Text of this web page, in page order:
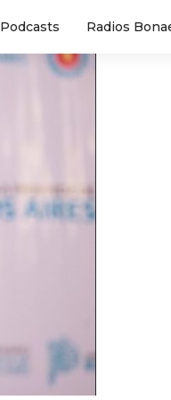
Podcasts Radios